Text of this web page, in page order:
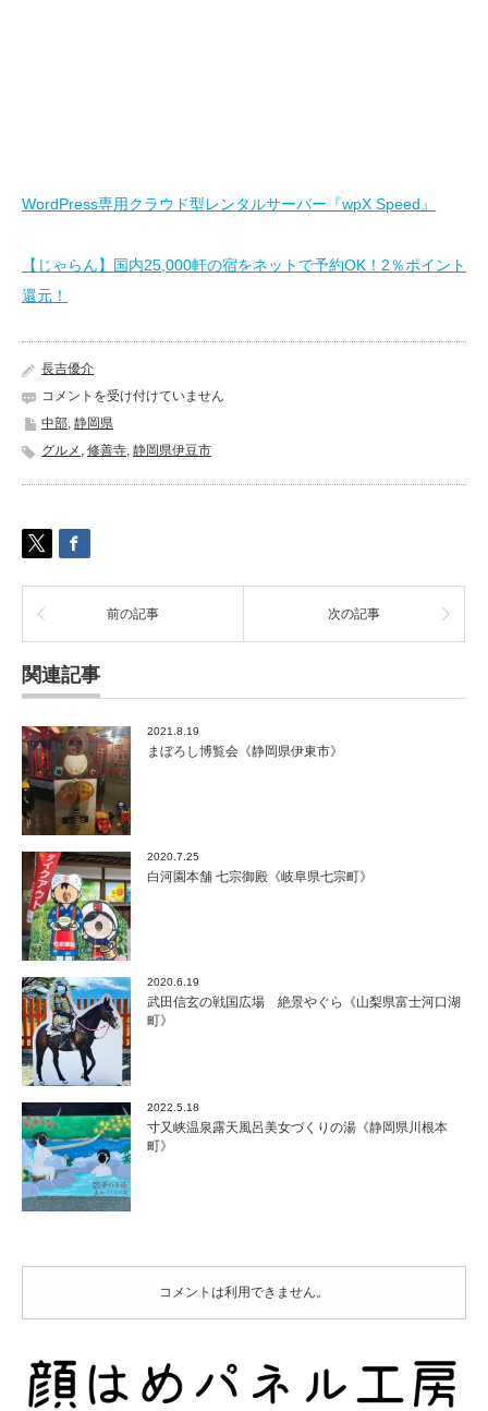
WordPress専用クラウド型レンタルサーバー『wpX Speed』
【じゃらん】国内25,000軒の宿をネットで予約OK！2％ポイント
還元！
長吉優介
炉
端・
飯
き
や】
県
伊
豆
市》
コメントを受け付けていません
中部, 静岡県
グルメ , 修善寺, 静岡県伊豆市
前の記事 次の記事
関連記事
2021.8.19
まぼろし博覧会《静岡県伊東市》
2020.7.25
白河園本舗 七宗御殿《岐阜県七宗町》
2020.6.19
武田信玄の戦国広場 絶景やぐら《山梨県富士河口湖
町》
2022.5.18
寸又峡温泉露天風呂美女づくりの湯《静岡県川根本
町》
コメントは利用できません。